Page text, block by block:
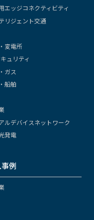
エッジコネクティビティ
リジェント交通
変電所
ュリティ
ガス
船舶
ルデバイスネットワーク
発電
例